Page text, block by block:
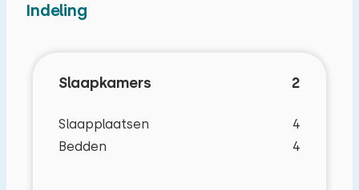
Indeling
Slaapkamers 2
Slaapplaatsen
4
Bedden
4